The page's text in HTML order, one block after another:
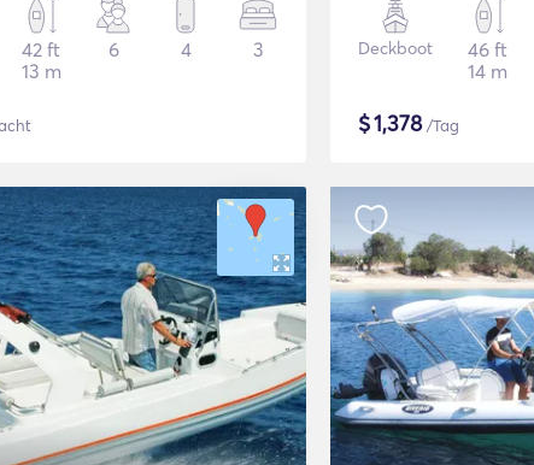
42 ft
13 m
6 4 3 Deckboot
46 ft
14 m
$1,378/Tag